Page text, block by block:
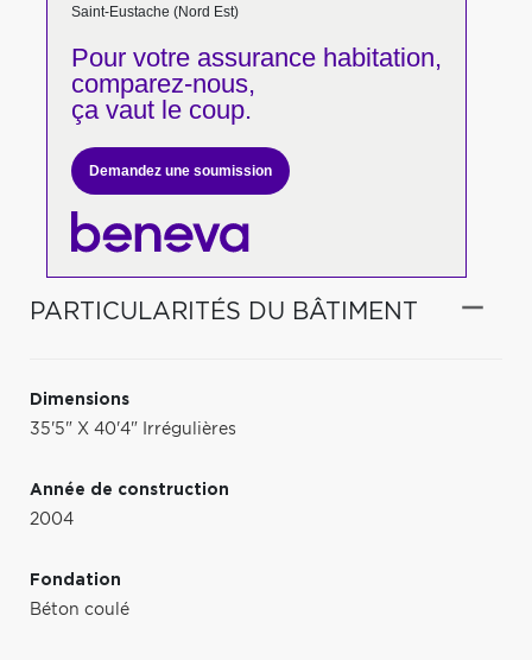
Saint-Eustache (Nord Est)
Pour votreassurance habitation,
comparez-nous,
ça vaut le coup.
Demandez une soumission
PARTICULARITÉS DU BÂTIMENT
Dimensions
35'5" X 40'4" Irrégulières
Année de construction
2004
Fondation
Béton coulé